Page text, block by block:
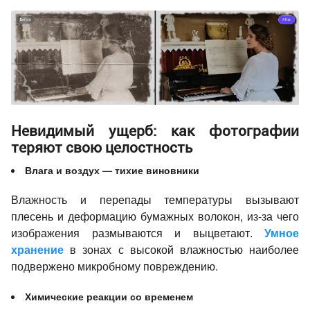
Невидимый ущерб: как фотографии
теряют свою целостность
Влага и воздух — тихие виновники
Влажность и перепады температуры вызывают
плесень и деформацию бумажных волокон, из-за чего
изображения размываются и выцветают. Умное
хранение в зонах с высокой влажностью наиболее
подвержено микробному повреждению.
Химические реакции со временем